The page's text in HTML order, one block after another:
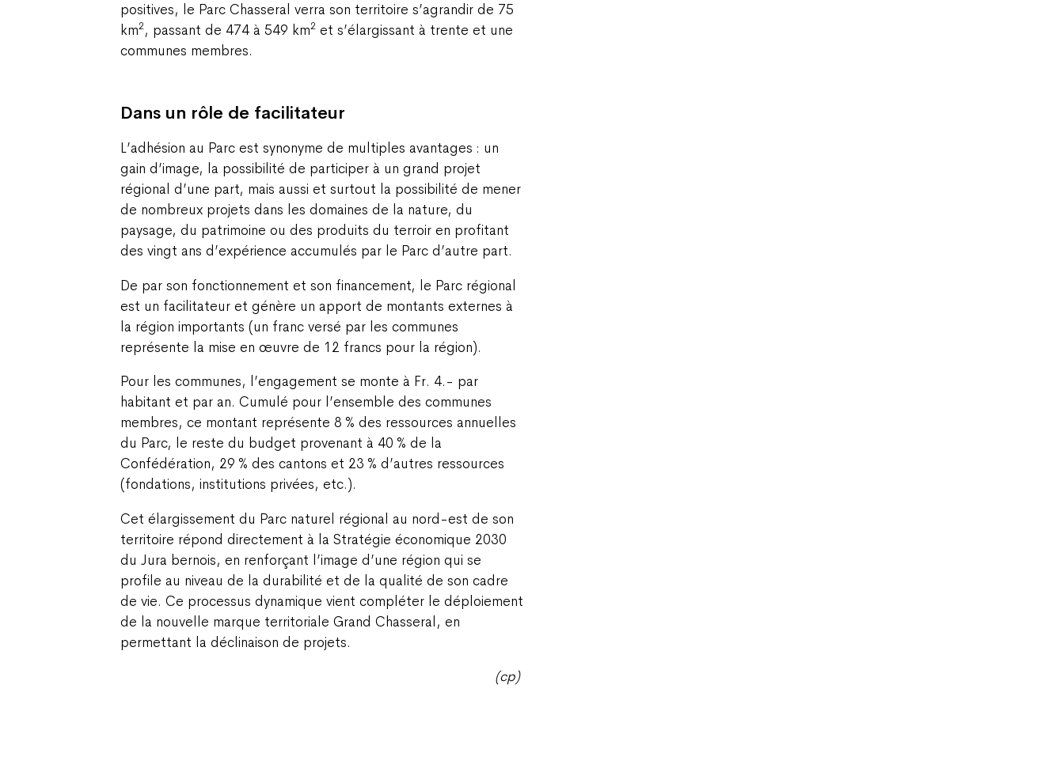
positives, le Parc Chasseral verra son territoire s’agrandir de 75
km2, passant de 474 à 549 km2 et s’élargissant à trente et une
communes membres.
Dans un rôle de facilitateur
L’adhésion au Parc est synonyme de multiples avantages : un
gain d’image, la possibilité de participer à un grand projet
régional d’une part, mais aussi et surtout la possibilité de mener
de nombreux projets dans les domaines de la nature, du
paysage, du patrimoine ou des produits du terroir en profitant
des vingt ans d’expérience accumulés par le Parc d’autre part.
De par son fonctionnement et son financement, le Parc régional
est un facilitateur et génère un apport de montants externes à
la région importants (un franc versé par les communes
représente la mise en œuvre de 12 francs pour la région).
Pour les communes, l’engagement se monte à Fr. 4.- par
habitant et par an. Cumulé pour l’ensemble des communes
membres, ce montant représente 8 % des ressources annuelles
du Parc, le reste du budget provenant à 40 % de la
Confédération, 29 % des cantons et 23 % d’autres ressources
(fondations, institutions privées, etc.).
Cet élargissement du Parc naturel régional au nord-est de son
territoire répond directement à la Stratégie économique 2030
du Jura bernois, en renforçant l’image d’une région qui se
profile au niveau de la durabilité et de la qualité de son cadre
de vie. Ce processus dynamique vient compléter le déploiement
de la nouvelle marque territoriale Grand Chasseral, en
permettant la déclinaison de projets.
(cp)